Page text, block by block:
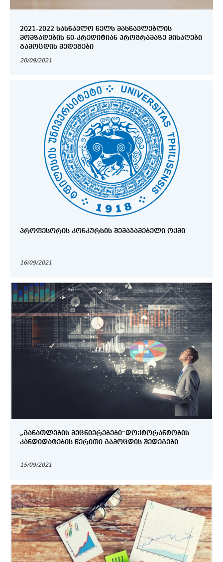
2021-2022 ᲡᲐᲡᲬᲐᲕᲚᲝ ᲬᲔᲚᲡ ᲛᲐᲡᲬᲐᲕᲚᲔᲑᲚᲘᲡ
ᲛᲝᲛᲖᲐᲓᲔᲑᲘᲡ 60-ᲙᲠᲔᲓᲘᲢᲘᲐᲜ ᲞᲠᲝᲒᲠᲐᲛᲐᲖᲔ ᲛᲘᲡᲐᲦᲔᲑᲘ
ᲒᲐᲛᲝᲪᲓᲘᲡ ᲨᲔᲓᲔᲒᲔᲑᲘ
20/09/2021
ᲞᲠᲝᲤᲔᲡᲝᲠᲘᲡ ᲙᲝᲜᲙᲣᲠᲡᲘᲡ ᲨᲔᲛᲐᲯᲐᲛᲔᲑᲔᲚᲘ ᲝᲥᲛᲘ
16/09/2021
„ᲒᲐᲜᲐᲗᲚᲔᲑᲘᲡ ᲛᲔᲪᲜᲘᲔᲠᲔᲑᲔᲑᲘ“ᲓᲝᲥᲢᲝᲠᲐᲜᲢᲝᲑᲘᲡ
ᲙᲐᲜᲓᲘᲓᲐᲢᲔᲑᲘᲡ ᲬᲔᲠᲘᲗᲘ ᲒᲐᲛᲝᲪᲓᲘᲡ ᲨᲔᲓᲔᲒᲔᲑᲘ
15/09/2021